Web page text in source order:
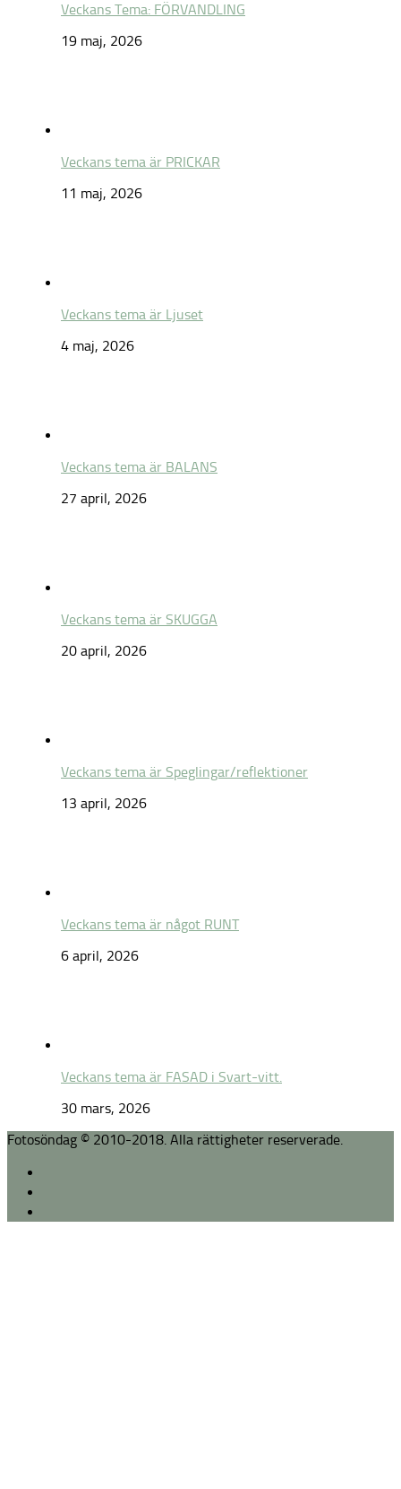
Veckans Tema: FÖRVANDLING
19 maj, 2026
Veckans tema är PRICKAR
11 maj, 2026
Veckans tema är Ljuset
4 maj, 2026
Veckans tema är BALANS
27 april, 2026
Veckans tema är SKUGGA
20 april, 2026
Veckans tema är Speglingar/reflektioner
13 april, 2026
Veckans tema är något RUNT
6 april, 2026
Veckans tema är FASAD i Svart-vitt.
30 mars, 2026
Fotosöndag © 2010-2018. Alla rättigheter reserverade.